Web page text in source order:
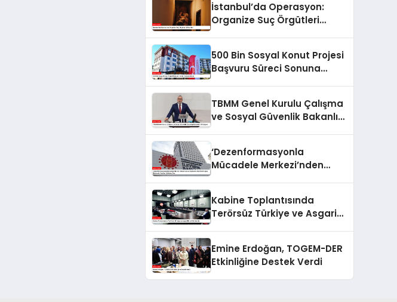
İstanbul’da Operasyon:
Organize Suç Örgütleri
500 Bin Sosyal Konut Projesi
Başvuru Süreci Sonuna
TBMM Genel Kurulu Çalışma
ve Sosyal Güvenlik Bakanlığı
‘Dezenformasyonla
Mücadele Merkezi’nden
İddialara Son
Kabine Toplantısında
Terörsüz Türkiye ve Asgari
Emine Erdoğan, TOGEM-DER
Etkinliğine Destek Verdi